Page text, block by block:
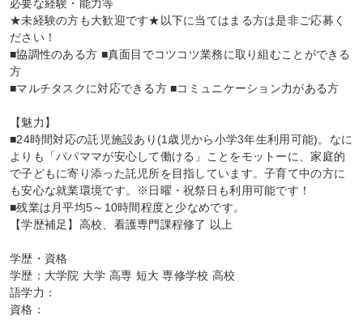
必要な経験・能力等
★未経験の方も大歓迎です★以下に当てはまる方は是非ご応募く
ださい！
■協調性のある方 ■真面目でコツコツ業務に取り組むことができる
方
■マルチタスクに対応できる方 ■コミュニケーション力がある方
【魅力】
■24時間対応の託児施設あり(1歳児から小学3年生利用可能)。なに
よりも「パパママが安心して働ける」ことをモットーに、家庭的
で子どもに寄り添った託児所を目指しています。子育て中の方に
も安心な就業環境です。※日曜・祝祭日も利用可能です！
■残業は月平均5～10時間程度と少なめです。
【学歴補足】高校、看護専門課程修了 以上
学歴・資格
学歴：大学院 大学 高専 短大 専修学校 高校
語学力：
資格：